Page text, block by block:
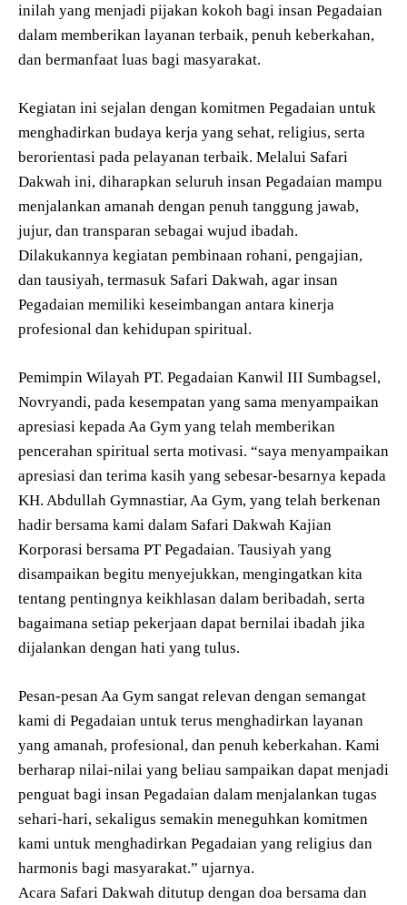
inilah yang menjadi pijakan kokoh bagi insan Pegadaian
dalam memberikan layanan terbaik, penuh keberkahan,
dan bermanfaat luas bagi masyarakat.
Kegiatan ini sejalan dengan komitmen Pegadaian untuk
menghadirkan budaya kerja yang sehat, religius, serta
berorientasi pada pelayanan terbaik. Melalui Safari
Dakwah ini, diharapkan seluruh insan Pegadaian mampu
menjalankan amanah dengan penuh tanggung jawab,
jujur, dan transparan sebagai wujud ibadah.
Dilakukannya kegiatan pembinaan rohani, pengajian,
dan tausiyah, termasuk Safari Dakwah, agar insan
Pegadaian memiliki keseimbangan antara kinerja
profesional dan kehidupan spiritual.
Pemimpin Wilayah PT. Pegadaian Kanwil III Sumbagsel,
Novryandi, pada kesempatan yang sama menyampaikan
apresiasi kepada Aa Gym yang telah memberikan
pencerahan spiritual serta motivasi. “saya menyampaikan
apresiasi dan terima kasih yang sebesar-besarnya kepada
KH. Abdullah Gymnastiar, Aa Gym, yang telah berkenan
hadir bersama kami dalam Safari Dakwah Kajian
Korporasi bersama PT Pegadaian. Tausiyah yang
disampaikan begitu menyejukkan, mengingatkan kita
tentang pentingnya keikhlasan dalam beribadah, serta
bagaimana setiap pekerjaan dapat bernilai ibadah jika
dijalankan dengan hati yang tulus.
Pesan-pesan Aa Gym sangat relevan dengan semangat
kami di Pegadaian untuk terus menghadirkan layanan
yang amanah, profesional, dan penuh keberkahan. Kami
berharap nilai-nilai yang beliau sampaikan dapat menjadi
penguat bagi insan Pegadaian dalam menjalankan tugas
sehari-hari, sekaligus semakin meneguhkan komitmen
kami untuk menghadirkan Pegadaian yang religius dan
harmonis bagi masyarakat.” ujarnya.
Acara Safari Dakwah ditutup dengan doa bersama dan